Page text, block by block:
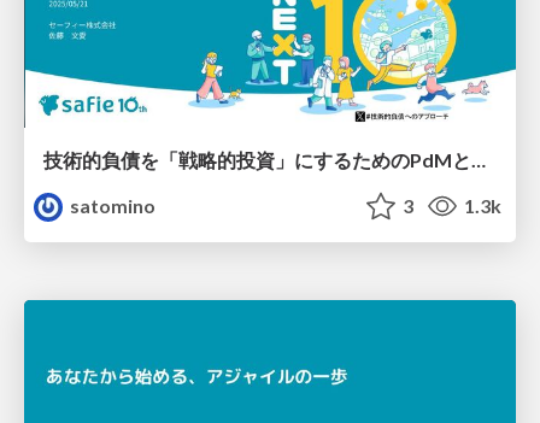
技術的負債を「戦略的投資」にするためのPdMとエンジニアの連携と実践
satomino
3 1.3k